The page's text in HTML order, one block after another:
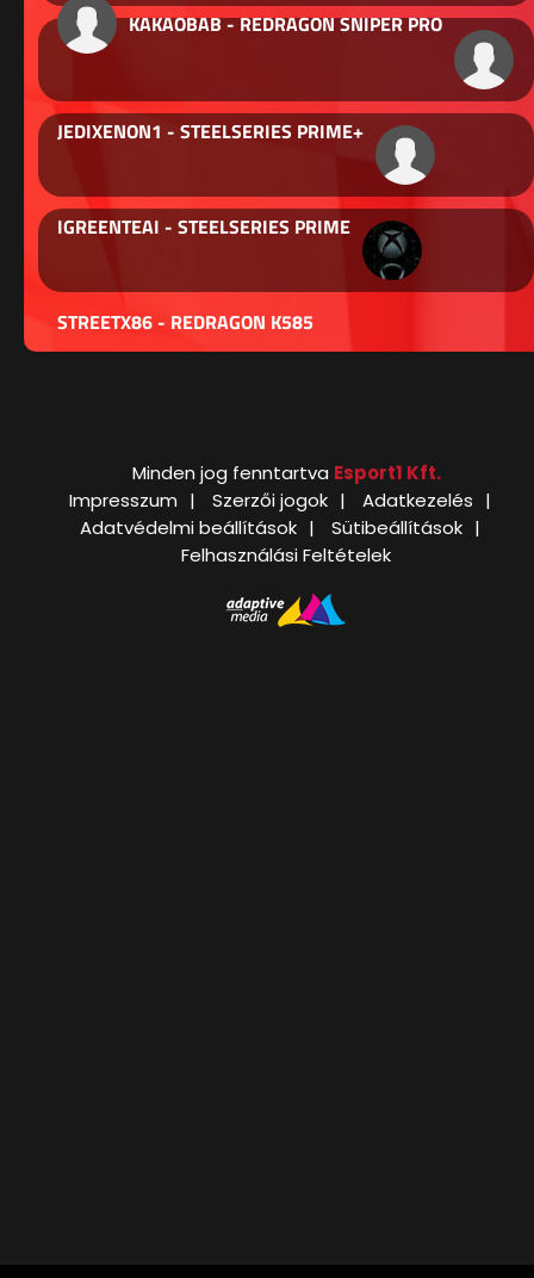
KAKAOBAB - REDRAGON SNIPER PRO
JEDIXENON1 - STEELSERIES PRIME+
IGREENTEAI - STEELSERIES PRIME
STREETX86 - REDRAGON K585
Minden jog fenntartva Esport1 Kft.
Impresszum
Szerzői jogok
Adatkezelés
Adatvédelmi beállítások
Sütibeállítások
Felhasználási Feltételek